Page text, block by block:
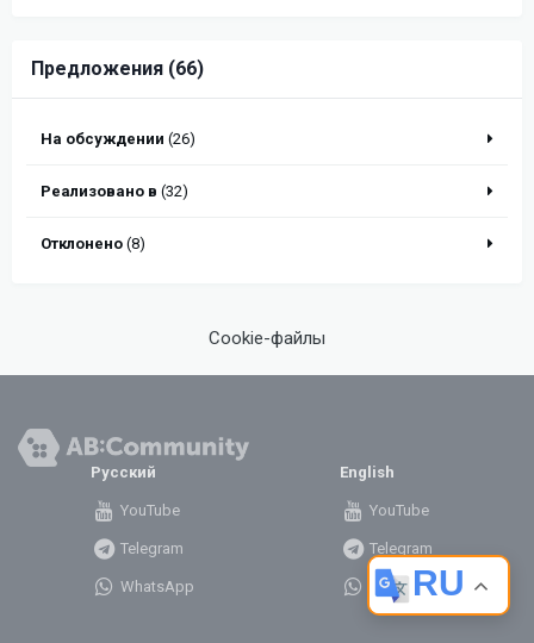
Предложения (66)
На обсуждении (26)
Реализовано в (32)
Отклонено (8)
Cookie-файлы
RU
Русский
YouTube
Telegram
WhatsApp
English
YouTube
Telegram
WhatsApp